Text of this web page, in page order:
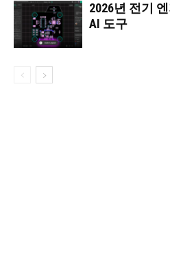
2026년 전기
AI 도구